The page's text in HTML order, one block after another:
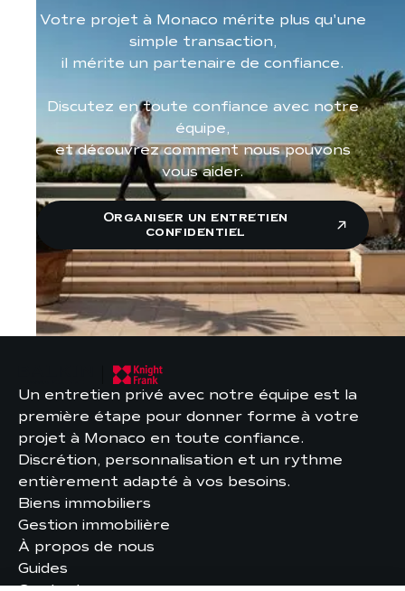
Votre projet à Monaco mérite plus qu'une
simple transaction,
il mérite un partenaire de confiance.
Discutez en toute confiance avec notre
équipe,
et découvrez comment nous pouvons
vous aider.
Organiser un entretien
confidentiel
Un entretien privé avec notre équipe est la
première étape pour donner forme à votre
projet à Monaco en toute confiance.
Discrétion, personnalisation et un rythme
entièrement adapté à vos besoins.
Biens immobiliers
Gestion immobilière
À propos de nous
Guides